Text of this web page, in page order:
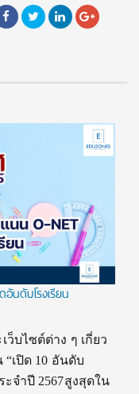
นดับโรงเรียน
บไซต์ต่าง ๆ เกี่ยว
เปิด 10 อันดับ
จำปี 2567สูงสุดใน